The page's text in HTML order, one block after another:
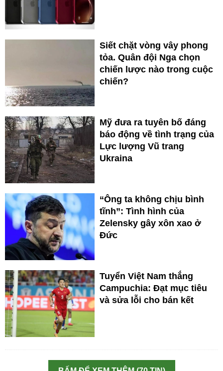
Siết chặt vòng vây phong
tỏa. Quân đội Nga chọn
chiến lược nào trong cuộc
chiến?
Mỹ đưa ra tuyên bố đáng
báo động về tình trạng của
Lực lượng Vũ trang
Ukraina
“Ông ta không chịu bình
tĩnh”: Tình hình của
Zelensky gây xôn xao ở
Đức
Tuyển Việt Nam thắng
Campuchia: Đạt mục tiêu
và sửa lỗi cho bán kết